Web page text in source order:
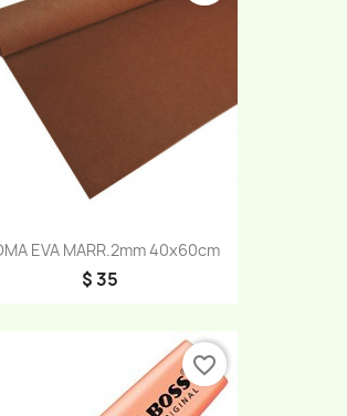
EVA MARR.2mm 40x60cm
$ 35
favorite_border